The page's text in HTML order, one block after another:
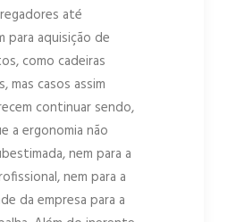
até
para aquisição de
como cadeiras
mas casos assim
continuar sendo,
a ergonomia não
nem para a
nem para a
da empresa para a